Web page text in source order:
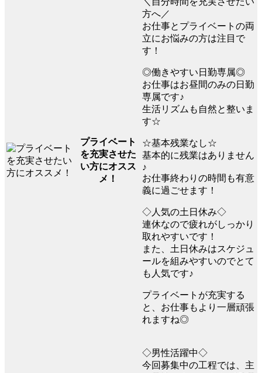
プライベート
を充実させた
い方にオスス
メ！
方へ／
お仕事とプライベートの両
立にお悩みの方は注目で
す！
◎働きやすい日勤専属◎
お仕事はお昼間のみの日勤
専属です♪
生活リズムも自然と整いま
す☆
☆基本残業なし☆
基本的に残業はありません
♪
お仕事終わりの時間も有意
義に過ごせます！
◇人気の土日休み◇
連休なので疲れがしっかり
取れやすいです！
また、土日休みはスケジュ
ールを組みやすいのでとて
も人気です♪
プライベートが充実する
と、お仕事もより一層頑張
れますね◎
◇男性活躍中◇
今回募集中の工程では、主